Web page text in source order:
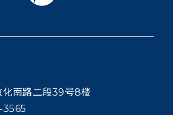
化南路二段39号8楼